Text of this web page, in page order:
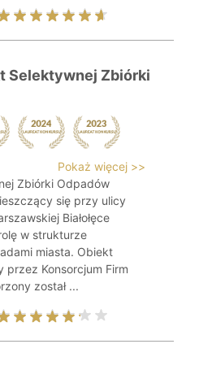
Selektywnej Zbiórki
Pokaż więcej >>
Zbiórki Odpadów
się przy ulicy
Białołęce
w strukturze
miasta. Obiekt
przez Konsorcjum Firm
został ...